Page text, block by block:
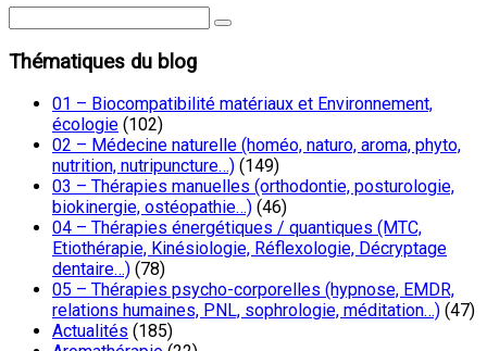
Thématiques du blog
01 – Biocompatibilité matériaux et Environnement,
écologie (102)
02 – Médecine naturelle (homéo, naturo, aroma, phyto,
nutrition, nutripuncture…) (149)
03 – Thérapies manuelles (orthodontie, posturologie,
biokinergie, ostéopathie…) (46)
04 – Thérapies énergétiques / quantiques (MTC,
Etiothérapie, Kinésiologie, Réflexologie, Décryptage
dentaire…) (78)
05 – Thérapies psycho-corporelles (hypnose, EMDR,
relations humaines, PNL, sophrologie, méditation…) (47)
Actualités (185)